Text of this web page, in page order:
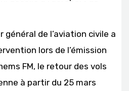
général de l’aviation civile a
lors de l’émission
FM, le retour des vols
à partir du 25 mars